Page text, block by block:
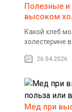
Полезные и
высоком
Какой хлеб
холестерине
26.04.2026
Мед при